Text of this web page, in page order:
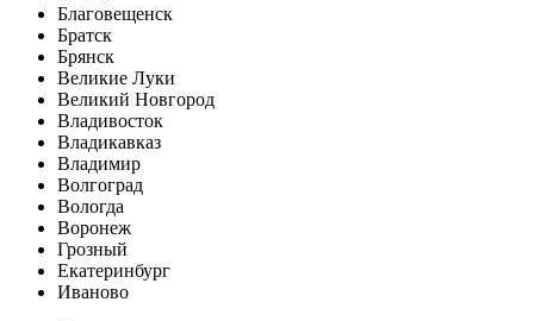
Благовещенск
Братск
Брянск
Великие Луки
Великий Новгород
Владивосток
Владикавказ
Владимир
Волгоград
Вологда
Воронеж
Грозный
Екатеринбург
Иваново